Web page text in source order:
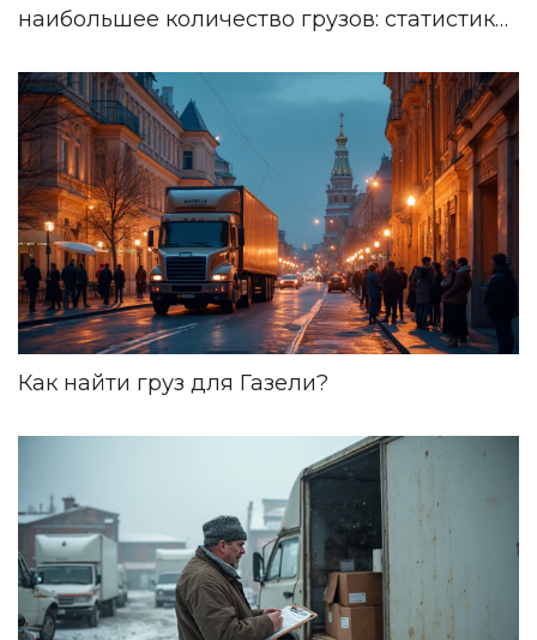
наибольшее количество грузов: статистика
Как найти груз для Газели?